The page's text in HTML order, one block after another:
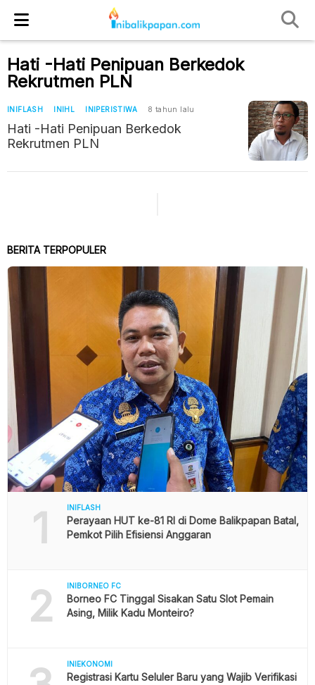
Hati -Hati Penipuan Berkedok
Rekrutmen PLN
INIFLASH INIHL INIPERISTIWA 8 tahun lalu
Hati -Hati Penipuan Berkedok
Rekrutmen PLN
BERITA TERPOPULER
1 INIFLASH
Perayaan HUT ke-81 RI di Dome Balikpapan Batal,
Pemkot Pilih Efisiensi Anggaran
2 INIBORNEO FC
Borneo FC Tinggal Sisakan Satu Slot Pemain
Asing, Milik Kadu Monteiro?
INIEKONOMI
Registrasi Kartu Seluler Baru yang Wajib Verifikasi